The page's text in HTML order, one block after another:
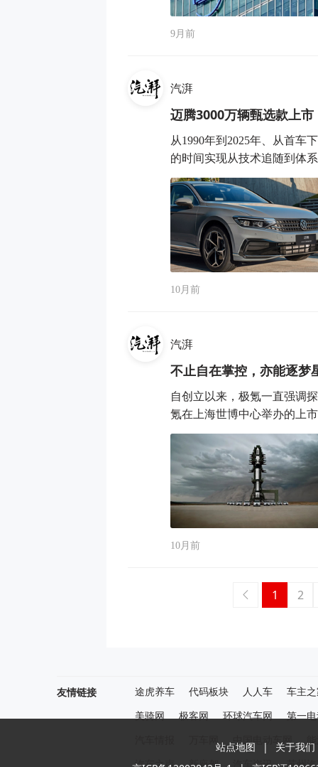
9月前
汽湃
迈腾3000万辆甄选款上
从1990年到2025年、从首
的时间实现从技术追随到体
10月前
汽湃
不止自在掌控，亦能逐
自创立以来，极氪一直强调
氪在上海世博中心举办的上
10月前
1 2
友情链接 途虎养车 代码板块 人人车 车主
美骑网 极客网 环球汽车网 第一
万车网 中国电动车网
汽车之声 新座驾 汽车资讯 苏州
站点地图 |
关于我们